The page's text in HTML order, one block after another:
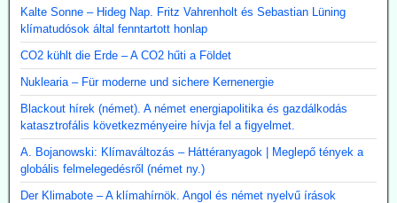
Kalte Sonne – Hideg Nap. Fritz Vahrenholt és Sebastian Lüning
klímatudósok által fenntartott honlap
CO2 kühlt die Erde – A CO2 hűti a Földet
Nuklearia – Für moderne und sichere Kernenergie
Blackout hírek (német). A német energiapolitika és gazdálkodás
katasztrofális következményeire hívja fel a figyelmet.
A. Bojanowski: Klímaváltozás – Háttéranyagok | Meglepő tények a
globális felmelegedésről (német ny.)
Der Klimabote – A klímahírnök. Angol és német nyelvű írások